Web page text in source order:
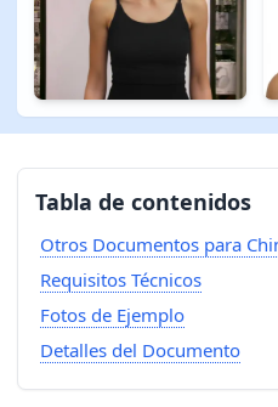
Tabla de contenidos
Otros Documentos para
Requisitos Técnicos
Fotos de Ejemplo
Detalles del Documento